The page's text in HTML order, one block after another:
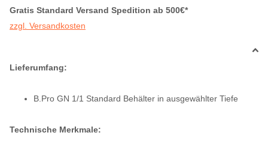
Gratis Standard Versand Spedition ab 500€*
zzgl. Versandkosten
Lieferumfang:
B.Pro GN 1/1 Standard Behälter in ausgewählter Tiefe
Technische Merkmale: